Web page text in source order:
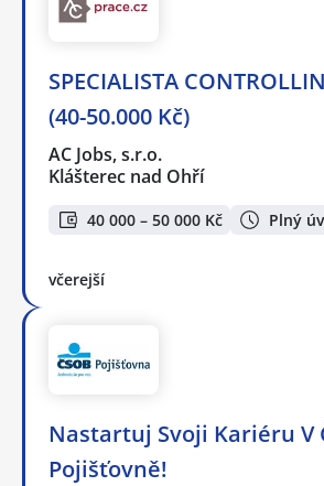
SPECIALISTA
(40-50.000 Kč)
AC Jobs, s.r.o.
Klášterec nad Ohří
40 000 – 50 000 Kč Plný
včerejší
Nastartuj Svoji Kariéru V
Pojišťovně!